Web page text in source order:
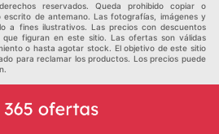
reservados. Queda prohibido copiar o
de antemano. Las fotografías, imágenes y
a fines ilustrativos. Las precios con descuentos
que figuran en este sitio. Las ofertas son válidas
o hasta agotar stock. El objetivo de este sitio
para reclamar los productos. Los precios puede